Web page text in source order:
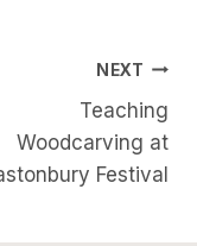
NEXT
Teaching
Woodcarving at
Festival